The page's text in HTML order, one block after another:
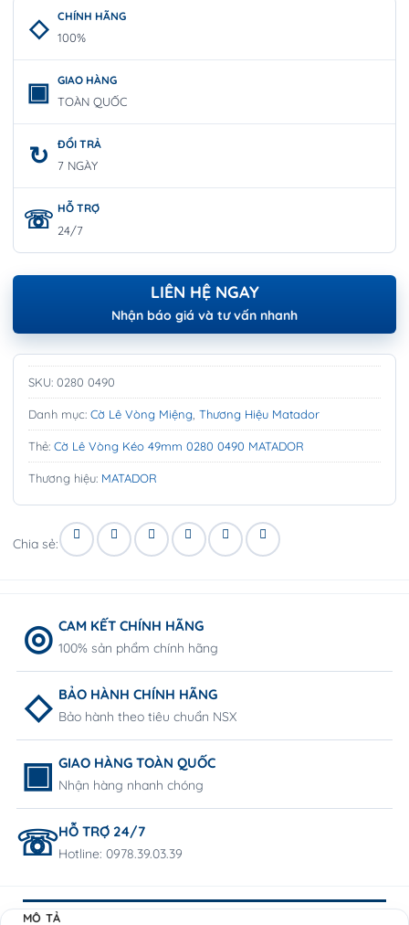
CHÍNH HÃNG
100%
GIAO HÀNG
TOÀN QUỐC
ĐỔI TRẢ
7 NGÀY
HỖ TRỢ
24/7
LIÊN HỆ NGAY
Nhận báo giá và tư vấn nhanh
SKU: 0280 0490
Danh mục: Cờ Lê Vòng Miệng Thương Hiệu Matador
Thẻ: Cờ Lê Vòng Kéo 49mm 0280 0490 MATADOR
Thương hiệu: MATADOR
Chia sẻ:
CAM KẾT CHÍNH HÃNG
100% sản phẩm chính hãng
BẢO HÀNH CHÍNH HÃNG
Bảo hành theo tiêu chuẩn NSX
GIAO HÀNG TOÀN QUỐC
Nhận hàng nhanh chóng
HỖ TRỢ 24/7
Hotline: 0978.39.03.39
MÔ TẢ